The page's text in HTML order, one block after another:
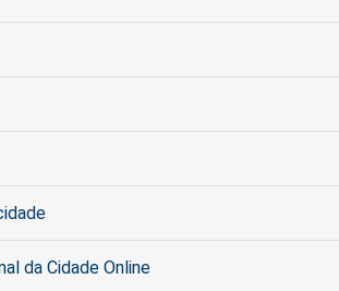
da Cidade Online